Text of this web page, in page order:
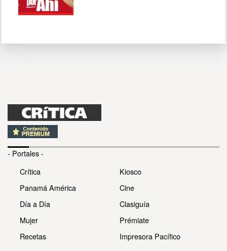
- Portales -
Crítica
Panamá América
Día a Día
Mujer
Recetas
Kiosco
Cine
Clasiguía
Prémiate
Impresora Pacífico